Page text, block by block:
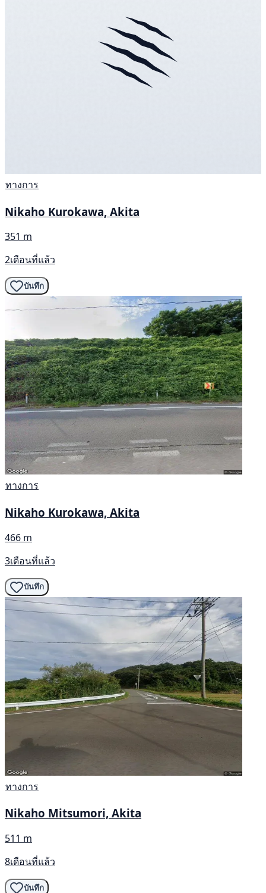
ทางการ
Nikaho Kurokawa, Akita
351 m
2เดือนที่แล้ว
บันทึก
ทางการ
Nikaho Kurokawa, Akita
466 m
3เดือนที่แล้ว
บันทึก
ทางการ
Nikaho Mitsumori, Akita
511 m
8เดือนที่แล้ว
บันทึก